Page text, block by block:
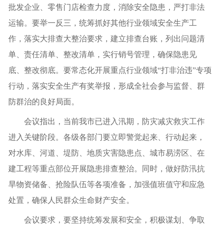
批发企业、零售门店检查力度，消除安全隐患，严打非法
运输。要举一反三，统筹抓好其他行业领域安全生产工
作，落实大排查大整治要求，建立排查台账，列出问题清
单、责任清单、整改清单，实行销号管理，确保隐患见
底、整改彻底。要常态化开展重点行业领域“打非治违”专项
行动，落实安全生产有奖举报，形成全社会参与监督、群
防群治的良好局面。
会议指出，当前我市已进入汛期，防灾减灾救灾工作
进入关键阶段。各级各部门要立即警觉起来、行动起来，
对水库、河道、堤防、地质灾害隐患点、城市易涝区、在
建工程等重点部位开展隐患排查整治。同时，做好防汛抗
旱物资储备、抢险队伍等各项准备，加强值班值守和应急
处置，确保人民群众生命财产安全。
会议要求，要坚持统筹发展和安全，积极谋划、争取